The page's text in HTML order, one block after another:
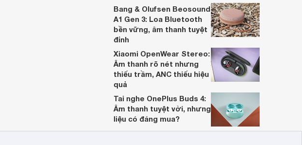
Bang & Olufsen Beosound
A1 Gen 3: Loa Bluetooth
bền vững, âm thanh tuyệt
đỉnh
Xiaomi OpenWear Stereo:
Âm thanh rõ nét nhưng
thiếu trầm, ANC thiếu hiệu
quả
Tai nghe OnePlus Buds 4:
Âm thanh tuyệt vời, nhưng
liệu có đáng mua?